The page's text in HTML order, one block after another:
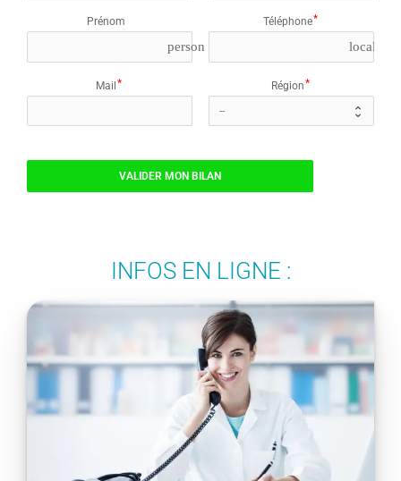
Prénom
person
Téléphone
Mail Région
VALIDER MON BILAN
INFOS EN LIGNE :